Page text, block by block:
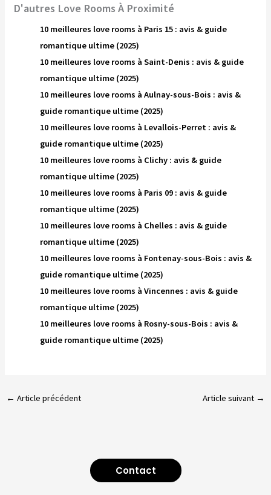
D'autres Love Rooms À Proximité
10 meilleures love rooms à Paris 15 : avis & guide
romantique ultime (2025)
10 meilleures love rooms à Saint-Denis : avis & guide
romantique ultime (2025)
10 meilleures love rooms à Aulnay-sous-Bois : avis &
guide romantique ultime (2025)
10 meilleures love rooms à Levallois-Perret : avis &
guide romantique ultime (2025)
10 meilleures love rooms à Clichy : avis & guide
romantique ultime (2025)
10 meilleures love rooms à Paris 09 : avis & guide
romantique ultime (2025)
10 meilleures love rooms à Chelles : avis & guide
romantique ultime (2025)
10 meilleures love rooms à Fontenay-sous-Bois : avis &
guide romantique ultime (2025)
10 meilleures love rooms à Vincennes : avis & guide
romantique ultime (2025)
10 meilleures love rooms à Rosny-sous-Bois : avis &
guide romantique ultime (2025)
← Article précédent Article suivant →
Contact